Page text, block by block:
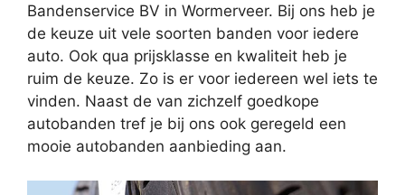
Bandenservice BV in Wormerveer. Bij ons heb je
de keuze uit vele soorten banden voor iedere
auto. Ook qua prijsklasse en kwaliteit heb je
ruim de keuze. Zo is er voor iedereen wel iets te
vinden. Naast de van zichzelf goedkope
autobanden tref je bij ons ook geregeld een
mooie autobanden aanbieding aan.